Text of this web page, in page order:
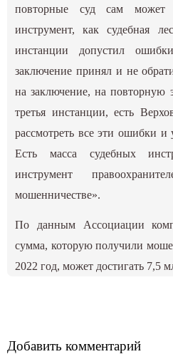
повторные суд сам может
инструмент, как судебная
инстанции допустил
заключение принял и не
на заключение, на повторную
третья инстанции, есть
рассмотреть все эти ошибки и
Есть масса судебных
инструмент
мошенничестве».
По данным Ассоциации
сумма, которую получили
2022 год, может достигать 7,5
Добавить комментарий